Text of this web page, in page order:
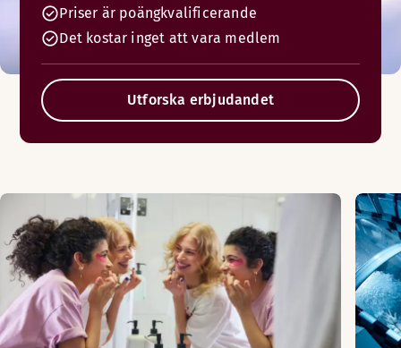
Priser är poängkvalificerande
Det kostar inget att vara medlem
Utforska erbjudandet